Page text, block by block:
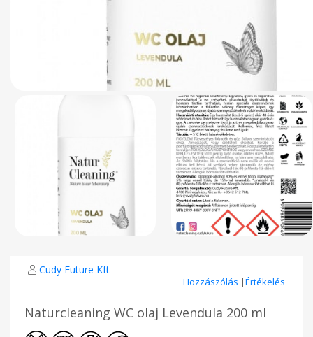
Cudy Future Kft
Hozzászólás |Értékelés
Naturcleaning WC olaj Levendula 200 ml